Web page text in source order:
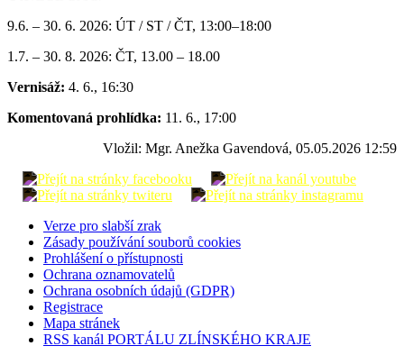
9.6. – 30. 6. 2026: ÚT / ST / ČT, 13:00–18:00
1.7. – 30. 8. 2026: ČT, 13.00 – 18.00
Vernisáž: 4. 6., 16:30
Komentovaná prohlídka: 11. 6., 17:00
Vložil: Mgr. Anežka Gavendová, 05.05.2026 12:59
Verze pro slabší zrak
Zásady používání souborů cookies
Prohlášení o přístupnosti
Ochrana oznamovatelů
Ochrana osobních údajů (GDPR)
Registrace
Mapa stránek
RSS kanál PORTÁLU ZLÍNSKÉHO KRAJE